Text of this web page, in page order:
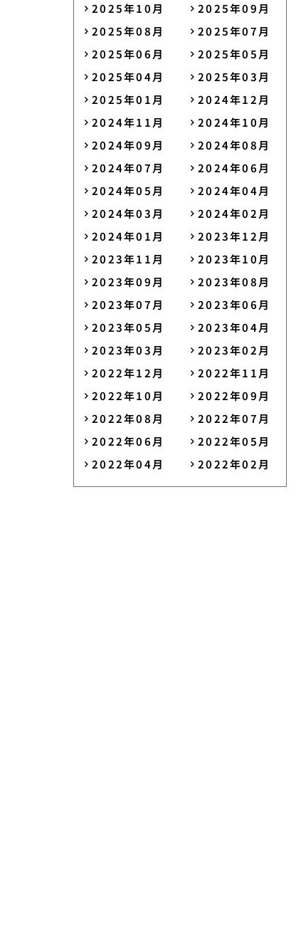
2025年10月
2025年09月
2025年08月
2025年07月
2025年06月
2025年05月
2025年04月
2025年03月
2025年01月
2024年12月
2024年11月
2024年10月
2024年09月
2024年08月
2024年07月
2024年06月
2024年05月
2024年04月
2024年03月
2024年02月
2024年01月
2023年12月
2023年11月
2023年10月
2023年09月
2023年08月
2023年07月
2023年06月
2023年05月
2023年04月
2023年03月
2023年02月
2022年12月
2022年11月
2022年10月
2022年09月
2022年08月
2022年07月
2022年06月
2022年05月
2022年04月
2022年02月